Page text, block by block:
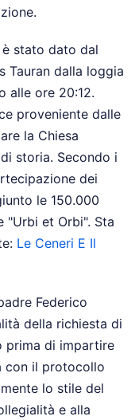
è stato dato dal
Tauran dalla loggia
alle ore 20:12.
proveniente dalle
la Chiesa
storia. Secondo i
dei
le 150.000
"Urbi et Orbi". Sta
Le Ceneri E Il
Federico
della richiesta di
prima di impartire
con il protocollo
lo stile del
e alla